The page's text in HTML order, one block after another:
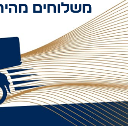
משלוחים